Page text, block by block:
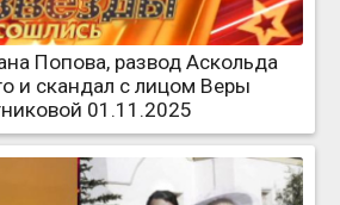
Попова, развод Аскольда
и скандал с лицом Веры
01.11.2025